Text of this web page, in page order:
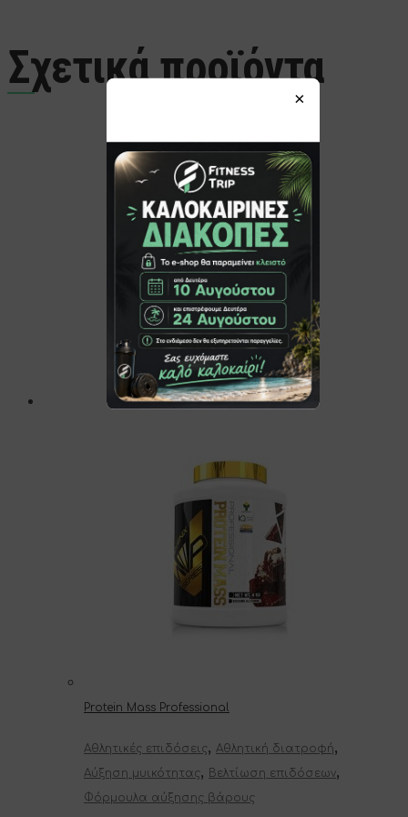
Σχετικά προϊόντα
Protein Mass Professional
Αθλητικές επιδόσεις, Αθλητική διατροφή,
Αύξηση μυικότητας, Βελτίωση επιδόσεων,
Φόρμουλα αύξησης βάρους
×